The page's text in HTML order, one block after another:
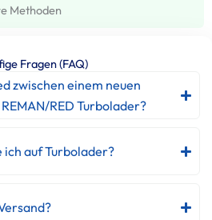
Methoden
Fragen (FAQ)
zwischen einem neuen
RED Turbolader?
auf Turbolader?